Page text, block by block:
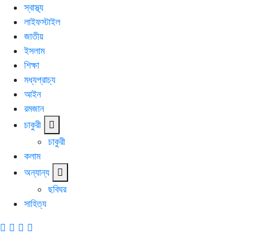
স্বাস্থ্য
লাইফস্টাইল
জাতীয়
ইসলাম
শিক্ষা
মধ্যপ্রাচ্য
আইন
রমজান
চাকুরী
চাকুরী
কলাম
অন্যান্য
ছবিঘর
সাহিত্য